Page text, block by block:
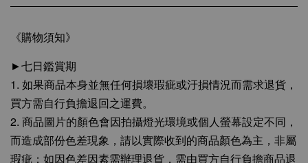
《購物須知》
►七日鑑賞期
1. 如果商品本身並無任何損壞瑕疵或汙損情況而需求退貨，
買方需自行負擔退回之運費。
2. 商品圖片的顏色會因拍攝燈光環境或個人螢幕設定不同，
而造成部份色差現象，請以實際收到的商品顏色為主，非屬
瑕疵；如因色差因素需辦理退貨，需由買方自行負擔商品退